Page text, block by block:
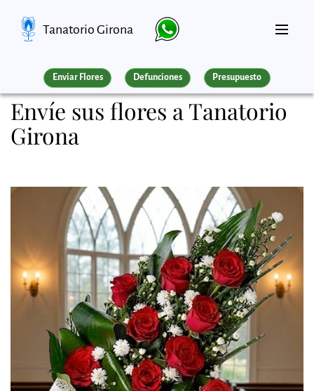
Tanatorio Girona
Enviar Flores Defunciones Presupuesto
Envíe sus flores a Tanatorio
Girona